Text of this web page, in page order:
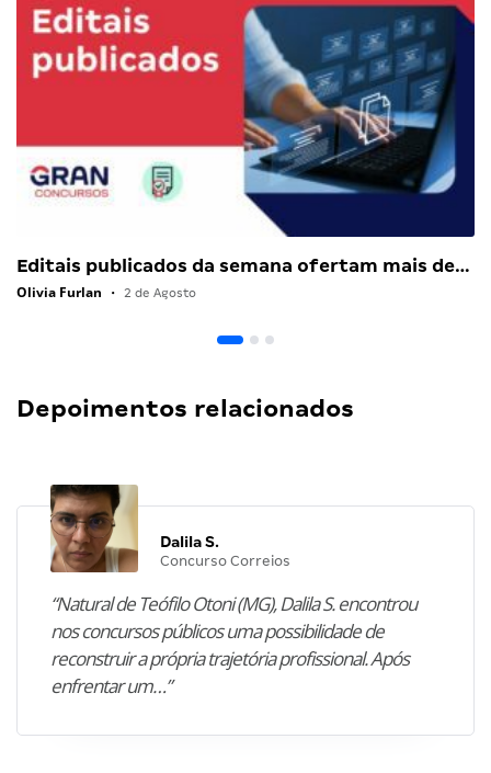
Editais publicados da semana ofertam mais de…
Olivia Furlan • 2 de Agosto
Depoimentos relacionados
Dalila S.
Concurso Correios
“Natural de Teófilo Otoni (MG), Dalila S. encontrou
nos concursos públicos uma possibilidade de
reconstruir a própria trajetória profissional. Após
enfrentar um…”